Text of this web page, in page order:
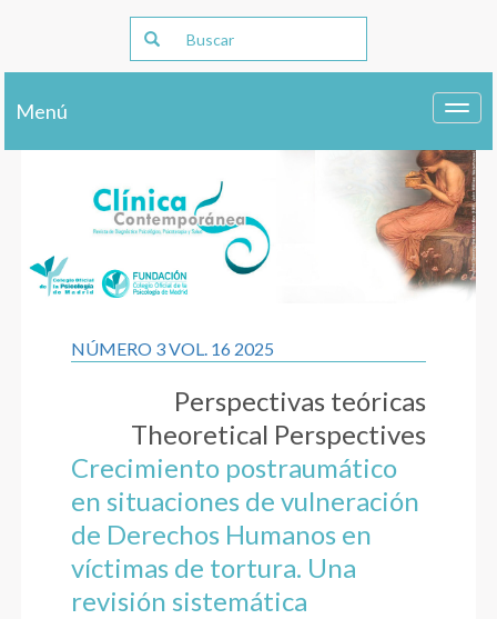
Menú
NÚMERO 3 VOL. 16 2025
Perspectivas teóricas
Theoretical Perspectives
Crecimiento postraumático
en situaciones de vulneración
de Derechos Humanos en
víctimas de tortura. Una
revisión sistemática